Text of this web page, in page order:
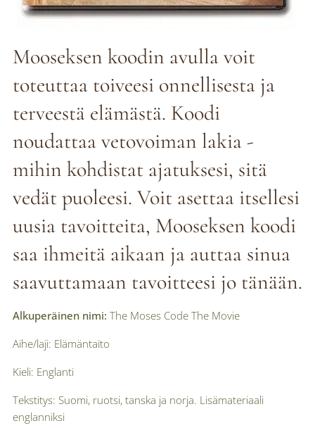
Mooseksen koodin avulla voit
toteuttaa toiveesi onnellisesta ja
terveestä elämästä. Koodi
noudattaa vetovoiman lakia -
mihin kohdistat ajatuksesi, sitä
vedät puoleesi. Voit asettaa itsellesi
uusia tavoitteita, Mooseksen koodi
saa ihmeitä aikaan ja auttaa sinua
saavuttamaan tavoitteesi jo tänään.
Alkuperäinen nimi: The Moses Code The Movie
Aihe/laji: Elämäntaito
Kieli: Englanti
Tekstitys: Suomi, ruotsi, tanska ja norja. Lisämateriaali
englanniksi